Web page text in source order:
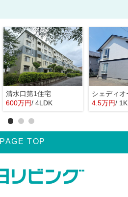
清水口第1住宅
600万円/ 4LDK
シェディオ
4.5万円/ 1K
PAGE TOP